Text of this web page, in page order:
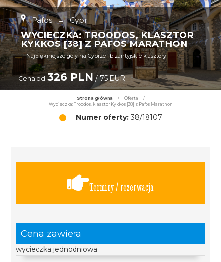
Pafos → Cypr
WYCIECZKA: TROODOS, KLASZTOR
KYKKOS [38] Z PAFOS MARATHON
Najpiękniejsze góry na Cyprze i bizantyjskie klasztory
Cena od 326 PLN / 75 EUR
Strona główna / Oferta
/
Wycieczka: Troodos, klasztor Kykkos [38] z Pafos Marathon
Numer oferty:38/18107
Terminy / rezerwacja
Cena zawiera
wycieczka jednodniowa